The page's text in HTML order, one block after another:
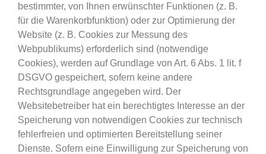
bestimmter, von Ihnen erwünschter Funktionen (z. B.
für die Warenkorbfunktion) oder zur Optimierung der
Website (z. B. Cookies zur Messung des
Webpublikums) erforderlich sind (notwendige
Cookies), werden auf Grundlage von Art. 6 Abs. 1 lit. f
DSGVO gespeichert, sofern keine andere
Rechtsgrundlage angegeben wird. Der
Websitebetreiber hat ein berechtigtes Interesse an der
Speicherung von notwendigen Cookies zur technisch
fehlerfreien und optimierten Bereitstellung seiner
Dienste. Sofern eine Einwilligung zur Speicherung von